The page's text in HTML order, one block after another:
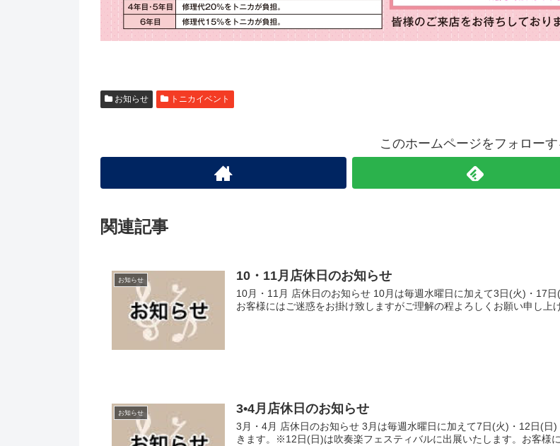
お知らせ トニカイベント
このホームページをフォローす
関連記事
お知らせ 10・11月店休日のお知らせ
10月・11月 店休日のお知らせ 10月は毎週水曜日に加えて3日(火)・17
お客様にはご迷惑をお掛け致しますがご理解の程よろしくお願い申し上
お知らせ 3•4月店休日のお知らせ
3月・4月 店休日のお知らせ 3月は毎週水曜日に加えて7日(火)・12日(
きます。※12日(日)は吹奏楽フェスティバルに出展いたします。お客様